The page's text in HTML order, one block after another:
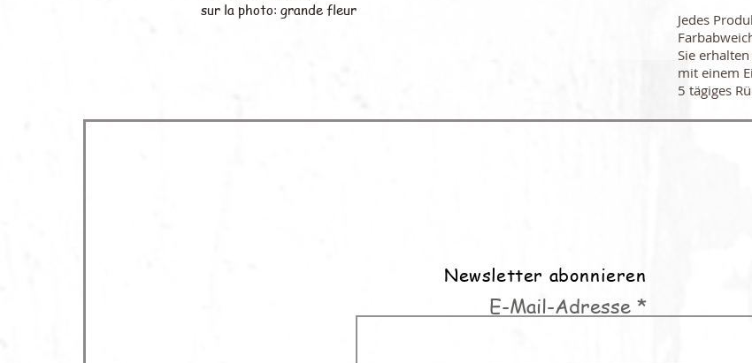
sur la photo: grande fleur
Jedes
Sie
mit einem
5 tägiges
Newsletter abonnieren
E-Mail-Adresse